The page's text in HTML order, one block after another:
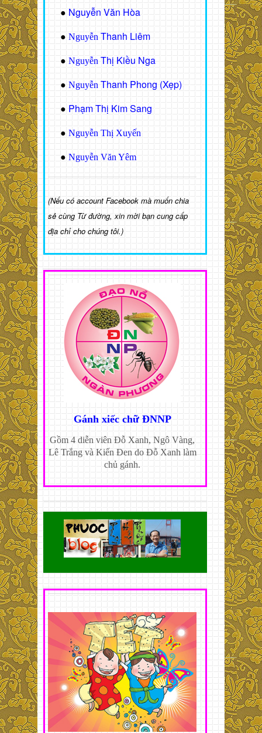
● Nguyễn Văn Hòa
● Nguyễn Thanh Liêm
● Nguyễn Thị Kiều Nga
● Nguyễn Thanh Phong (Xẹp)
● Phạm Thị Kim Sang
● Nguyễn Thị Xuyến
● Nguyễn Văn Yêm
(Nếu có account Facebook mà muốn chia
sẻ cùng Từ đường, xin mời bạn cung cấp
địa chỉ cho chúng tôi.)
Gánh xiếc chữ ĐNNP
Gồm 4 diễn viên Đỗ Xanh, Ngô Vàng,
Lê Trắng và Kiến Đen do Đỗ Xanh làm
chủ gánh.